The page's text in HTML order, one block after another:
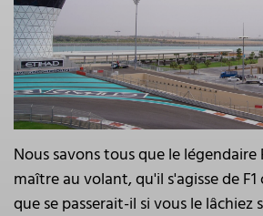
Nous savons tous que le
maître au volant, qu'il s'agisse de
que se passerait-il si vous le